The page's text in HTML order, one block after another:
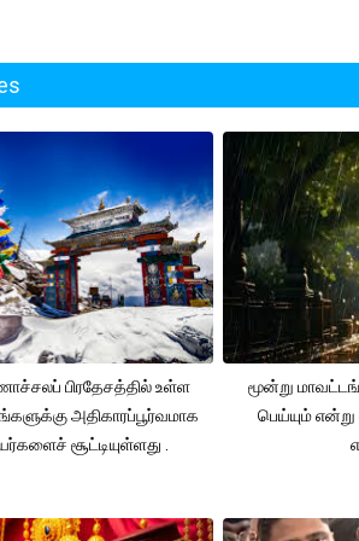
பிரதேசத்தில் உள்ள
அதிகாரப்பூர்வமாக
சூட்டியுள்ளது .
மூன்று
பெய்யும்